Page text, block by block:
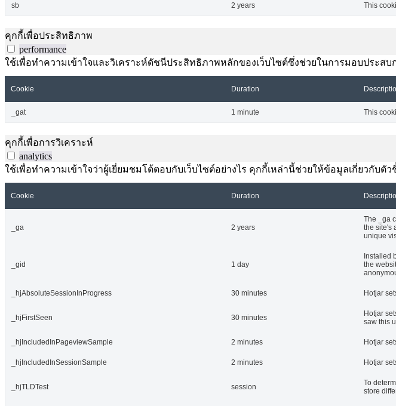
sb 2 years This
คุกกี้เพื่อประสิทธิภาพ
performance
ใช้เพื่อทำความเข้าใจและวิเคราะห์ดัชนีประสิทธิภาพหลักของเว็บไซต์ซึ่งช่วยในการมอบประส
Cookie Duration
_gat 1 minute This
คุกกี้เพื่อการวิเคราะห์
analytics
ใช้เพื่อทำความเข้าใจว่าผู้เยี่ยมชมโต้ตอบกับเว็บไซต์อย่างไร คุกกี้เหล่านี้ช่วยให้ข้อมูลเกี่ยวกับ
Cookie Duration
_ga 2 years
The _ga
the site's
unique
_gid 1 day
Installed
the
_hjAbsoluteSessionInProgress 30 minutes Hotjar
_hjFirstSeen 30 minutes
Hotjar
saw this
_hjIncludedInPageviewSample 2 minutes Hotjar
_hjIncludedInSessionSample 2 minutes Hotjar
_hjTLDTest session
To
store